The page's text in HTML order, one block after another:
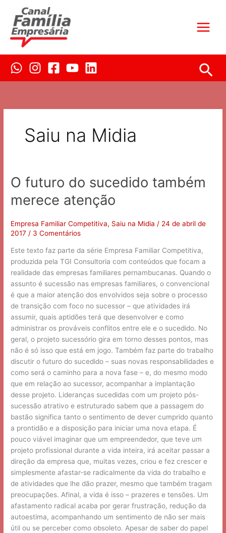
conteúdo
Saiu na Midia
O futuro do sucedido também
merece atenção
Empresa Familiar Competitiva, Saiu na Midia / 24 de abril de
2017 / 3 Comentários
Este texto faz parte da série Empresa Familiar Competitiva,
produzida pela TGI Consultoria com conteúdos que focam a
realidade das empresas familiares pernambucanas. Quando o
assunto é sucessão nas empresas familiares, o convencional
é que a maior atenção dos envolvidos seja sobre o processo
de transição com foco no sucessor – que atividades irá
assumir, quais aptidões terá que desenvolver e como
administrar os prováveis conflitos entre ele e o sucedido. No
geral, o projeto sucessório gira em torno desses pontos, mas
não é só isso que está em jogo. Também faz parte do trabalho
discutir o futuro do sucedido – suas novas responsabilidades e
como será o caminho para a nova fase – e, do mesmo modo
que em relação ao sucessor, acompanhar a implantação
desse projeto. Lideranças sucedidas com um projeto pós-
sucessão atrativo e estruturado sabem que a passagem do
bastão significa tanto o sentimento de dever cumprido quanto
a prontidão e a disposição para iniciar uma nova etapa. É
pouco viável imaginar que um empreendedor, que teve um
projeto profissional durante a vida inteira, irá aceitar passar a
direção da empresa que, muitas vezes, criou e fez crescer e
simplesmente afastar-se radicalmente da vida do trabalho e
de atividades que lhe dão prazer, mesmo que também tragam
preocupações. Afinal, a vida é isso – prazeres e tensões. Um
afastamento radical acaba por gerar frustração, redução da
autoestima, acompanhando um sentimento de não ser mais
útil ou se perceber como obsoleto. Apesar de saber do papel
O
futuro
do
também
merece